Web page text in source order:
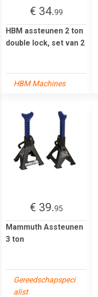
€ 34.99
HBM assteunen 2 ton
double lock, set van 2
HBM Machines
€ 39.95
Mammuth Assteunen
3 ton
Gereedschapspeci
alist